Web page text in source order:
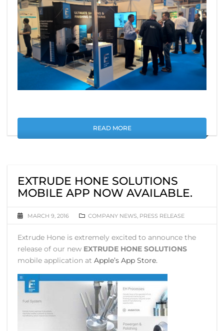
READ MORE
EXTRUDE HONE SOLUTIONS
MOBILE APP NOW AVAILABLE.
MARCH 9, 2016 COMPANY NEWS PRESS RELEASE
Extrude Hone is extremely excited to announce the
release of our new EXTRUDE HONE SOLUTIONS
mobile application at Apple’s App Store.